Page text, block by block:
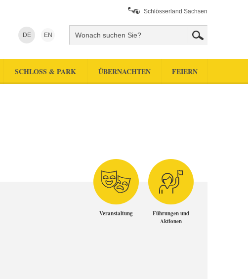
Schlösserland Sachsen
DE EN
SCHLOSS & PARK ÜBERNACHTEN FEIERN
Veranstaltung
Führungen und
Aktionen